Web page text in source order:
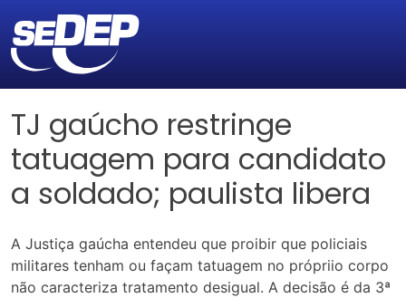
TJ gaúcho restringe
tatuagem para candidato
a soldado; paulista libera
A Justiça gaúcha entendeu que proibir que policiais
militares tenham ou façam tatuagem no própriio corpo
não caracteriza tratamento desigual. A decisão é da 3ª